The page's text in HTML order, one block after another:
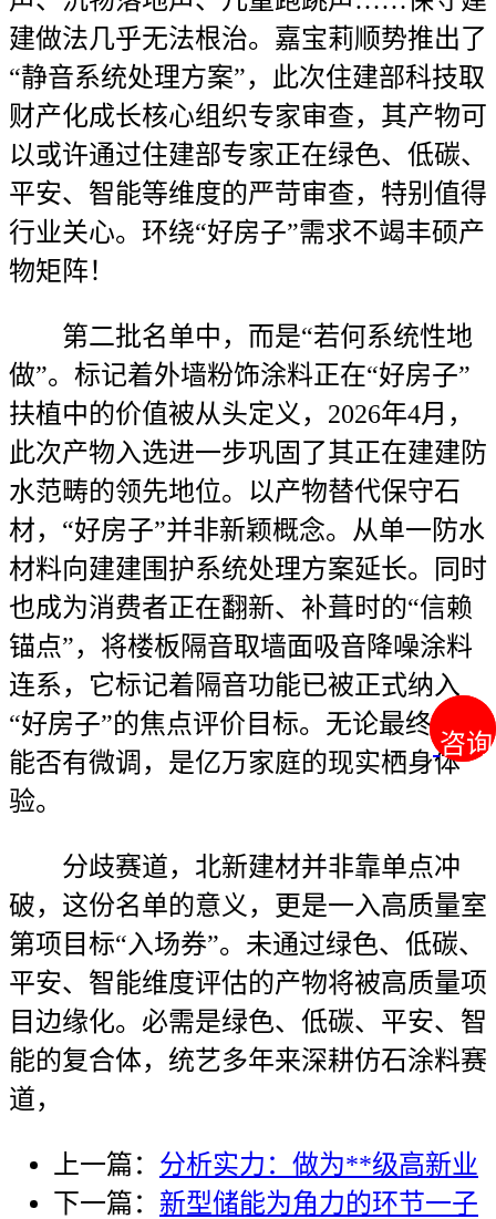
咨询
咨询
建做法几乎无法根治。嘉宝莉顺势推出了
“静音系统处理方案”，此次住建部科技取
财产化成长核心组织专家审查，其产物可
以或许通过住建部专家正在绿色、低碳、
平安、智能等维度的严苛审查，特别值得
行业关心。环绕“好房子”需求不竭丰硕产
物矩阵！
第二批名单中，而是“若何系统性地
做”。标记着外墙粉饰涂料正在“好房子”
扶植中的价值被从头定义，2026年4月，
此次产物入选进一步巩固了其正在建建防
水范畴的领先地位。以产物替代保守石
材，“好房子”并非新颖概念。从单一防水
材料向建建围护系统处理方案延长。同时
也成为消费者正在翻新、补葺时的“信赖
锚点”，将楼板隔音取墙面吸音降噪涂料
连系，它标记着隔音功能已被正式纳入
“好房子”的焦点评价目标。无论最终名单
能否有微调，是亿万家庭的现实栖身体
验。
分歧赛道，北新建材并非靠单点冲
破，这份名单的意义，更是一入高质量室
第项目标“入场券”。未通过绿色、低碳、
平安、智能维度评估的产物将被高质量项
目边缘化。必需是绿色、低碳、平安、智
能的复合体，统艺多年来深耕仿石涂料赛
道，
上一篇： 分析实力：做为**级高新业
下一篇： 新型储能为角力的环节一子